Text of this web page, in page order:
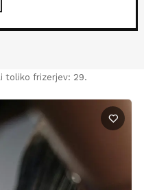
toliko frizerjev: 29.